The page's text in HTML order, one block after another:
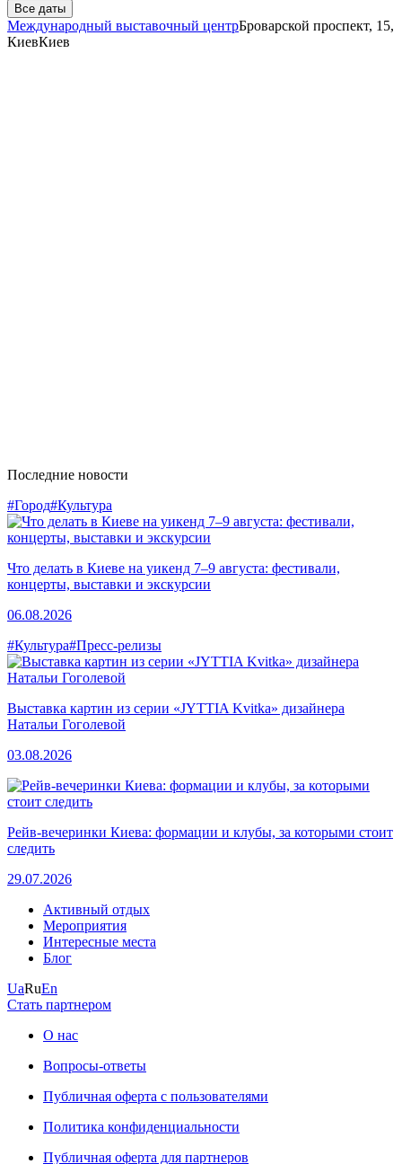
Все даты
Международный выставочный центрБроварской проспект, 15,
КиевКиев
Последние новости
#Город#Культура
Что делать в Киеве на уикенд 7–9 августа: фестивали,
концерты, выставки и экскурсии
06.08.2026
#Культура#Пресс-релизы
Выставка картин из серии «JYTTIA Kvitka» дизайнера
Натальи Гоголевой
03.08.2026
Рейв-вечеринки Киева: формации и клубы, за которыми стоит
следить
29.07.2026
Активный отдых
Мероприятия
Интересные места
Блог
UaRuEn
Стать партнером
О нас
Вопросы-ответы
Публичная оферта с пользователями
Политика конфиденциальности
Публичная оферта для партнеров